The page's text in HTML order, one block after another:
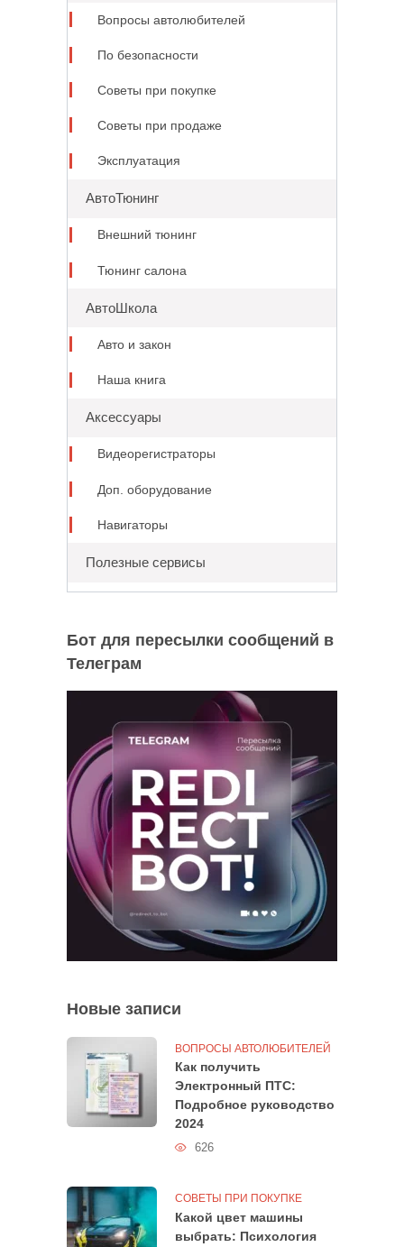
Вопросы автолюбителей
По безопасности
Советы при покупке
Советы при продаже
Эксплуатация
АвтоТюнинг
Внешний тюнинг
Тюнинг салона
АвтоШкола
Авто и закон
Наша книга
Аксессуары
Видеорегистраторы
Доп. оборудование
Навигаторы
Полезные сервисы
Бот для пересылки сообщений в
Телеграм
Новые записи
ВОПРОСЫ АВТОЛЮБИТЕЛЕЙ
Как получить
Электронный ПТС:
Подробное руководство
2024
626
СОВЕТЫ ПРИ ПОКУПКЕ
Какой цвет машины
выбрать: Психология